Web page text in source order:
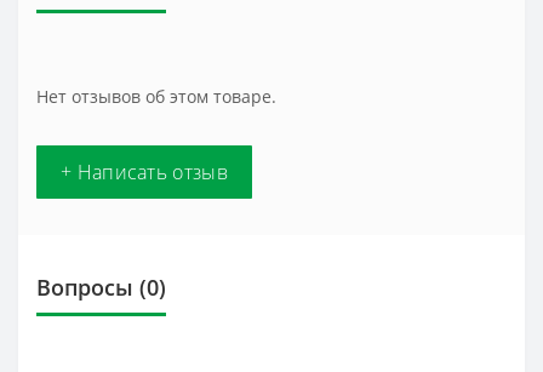
Нет отзывов об этом товаре.
+ Написать отзыв
Вопросы (0)